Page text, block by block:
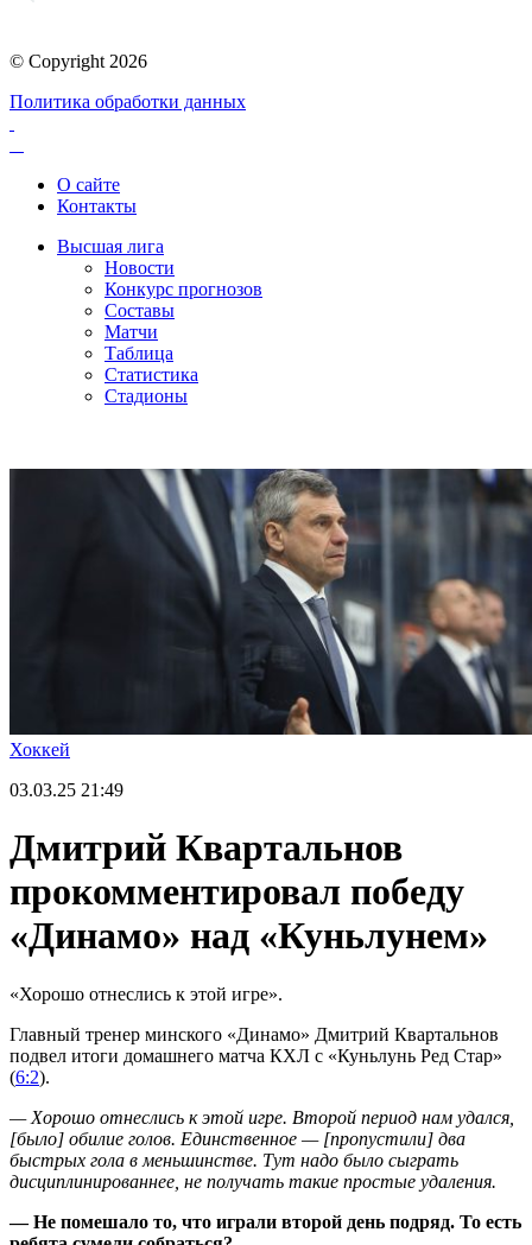
© Copyright 2026
Политика обработки данных
О сайте
Контакты
Высшая лига
Новости
Конкурс прогнозов
Составы
Матчи
Таблица
Статистика
Стадионы
Хоккей
03.03.25 21:49
Дмитрий Квартальнов
прокомментировал победу
«Динамо» над «Куньлунем»
«Хорошо отнеслись к этой игре».
Главный тренер минского «Динамо» Дмитрий Квартальнов
подвел итоги домашнего матча КХЛ с «Куньлунь Ред Стар»
(6:2).
— Хорошо отнеслись к этой игре. Второй период нам удался,
[было] обилие голов. Единственное — [пропустили] два
быстрых гола в меньшинстве. Тут надо было сыграть
дисциплинированнее, не получать такие простые удаления.
— Не помешало то, что играли второй день подряд. То есть